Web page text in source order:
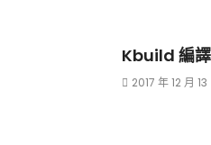
Kbuild 編譯
2017 年 12 月 13